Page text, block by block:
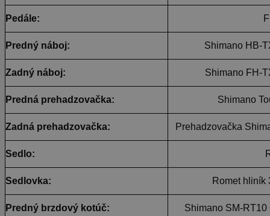
Pedále:
Predný náboj: Shimano HB-
Zadný náboj: Shimano FH-
Predná prehadzovačka: Shimano
Zadná prehadzovačka: Prehadzovačka
Sedlo:
Sedlovka: Romet hliník
Predný brzdový kotúč: Shimano SM-RT10